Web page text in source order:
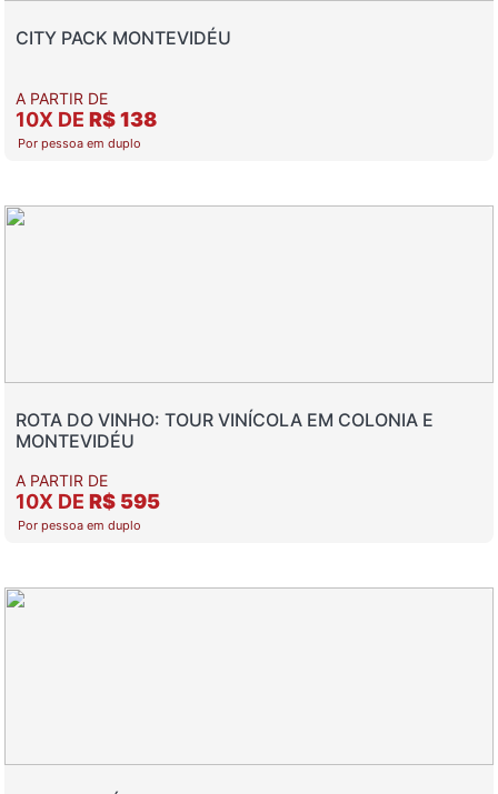
CITY PACK MONTEVIDÉU
A PARTIR DE
10X DE R$ 138
Por pessoa em duplo
ROTA DO VINHO: TOUR VINÍCOLA EM COLONIA E
MONTEVIDÉU
A PARTIR DE
10X DE R$ 595
Por pessoa em duplo